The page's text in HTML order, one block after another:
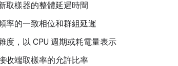
取樣器的整體延遲時間
率的一致相位和群組延遲
度，以 CPU 週期或耗電量表示
收端取樣率的允許比率